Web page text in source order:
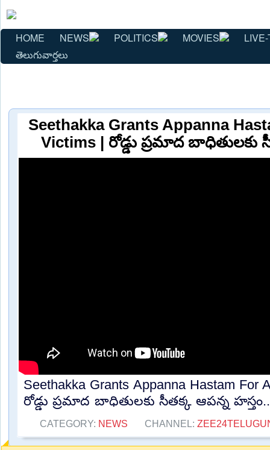
HOME NEWS POLITICS MOVIES
తెలుగువార్తలు
Seethakka Grants Appanna
Victims | రోడ్డు ప్రమాద బాధితులకు
Seethakka Grants Appanna Hastam For
రోడ్డు ప్రమాద బాధితులకు సీతక్క ఆపన్న
CATEGORY: NEWS CHANNEL: